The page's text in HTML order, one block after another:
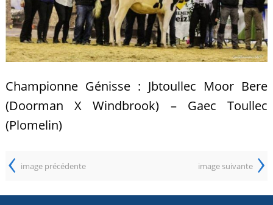
Championne Génisse : Jbtoullec Moor Bere
(Doorman X Windbrook) – Gaec Toullec
(Plomelin)
‹ image précédente image suivante ›